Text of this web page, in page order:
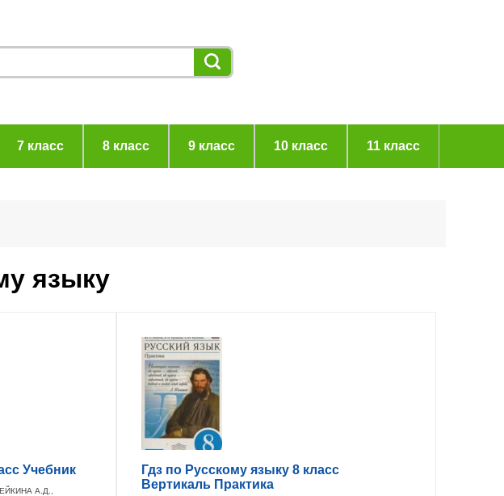
7 класс 8 класс 9 класс 10 класс 11 класс
языку
Учебник
А.Д.,
Гдз по Русскому языку 8 класс
Вертикаль Практика